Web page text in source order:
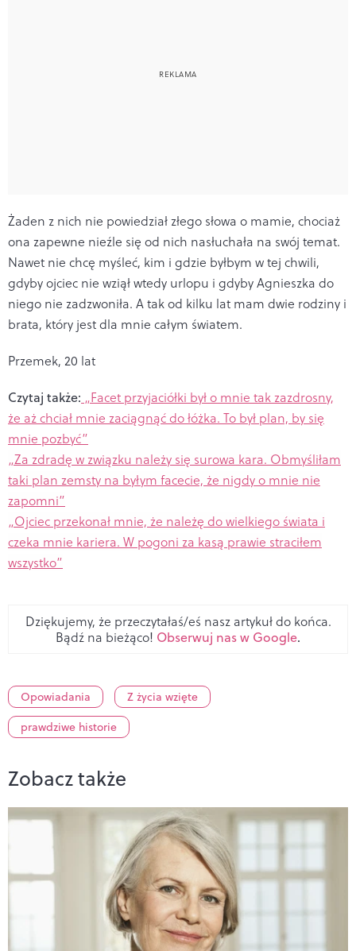
Żaden z nich nie powiedział złego słowa o mamie, chociaż
ona zapewne nieźle się od nich nasłuchała na swój temat.
Nawet nie chcę myśleć, kim i gdzie byłbym w tej chwili,
gdyby ojciec nie wziął wtedy urlopu i gdyby Agnieszka do
niego nie zadzwoniła. A tak od kilku lat mam dwie rodziny i
brata, który jest dla mnie całym światem.
Przemek, 20 lat
Czytaj także: „Facet przyjaciółki był o mnie tak zazdrosny,
że aż chciał mnie zaciągnąć do łóżka. To był plan, by się
mnie pozbyć”
„Za zdradę w związku należy się surowa kara. Obmyśliłam
taki plan zemsty na byłym facecie, że nigdy o mnie nie
zapomni”
„Ojciec przekonał mnie, że należę do wielkiego świata i
czeka mnie kariera. W pogoni za kasą prawie straciłem
wszystko”
Dziękujemy, że przeczytałaś/eś nasz artykuł do końca.
Bądź na bieżąco! Obserwuj nas w Google.
Opowiadania
Z życia wzięte
prawdziwe historie
Zobacz także